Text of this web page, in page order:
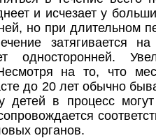
и исчезает у
но при длительном
затягивается
односторонней.
на то, что
до 20 лет обычно
детей в процесс
органов.